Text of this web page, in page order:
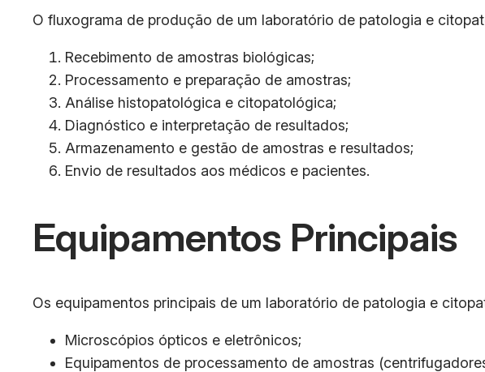
O fluxograma de produção de um laboratório de patologia e
Recebimento de amostras biológicas;
Processamento e preparação de amostras;
Análise histopatológica e citopatológica;
Diagnóstico e interpretação de resultados;
Armazenamento e gestão de amostras e resultados;
Envio de resultados aos médicos e pacientes.
Equipamentos Principais
Os equipamentos principais de um laboratório de patologia e
Microscópios ópticos e eletrônicos;
Equipamentos de processamento de amostras